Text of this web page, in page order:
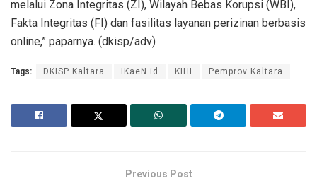
melalui Zona Integritas (ZI), Wilayah Bebas Korupsi (WBI),
Fakta Integritas (FI) dan fasilitas layanan perizinan berbasis
online,” paparnya. (dkisp/adv)
Tags: DKISP Kaltara IKaeN.id KIHI Pemprov Kaltara
Previous Post